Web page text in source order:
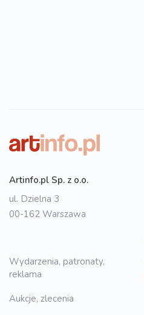
Artinfo.pl Sp. z o.o.
ul. Dzielna 3
00-162 Warszawa
Wydarzenia, patronaty,
reklama
Aukcje, zlecenia